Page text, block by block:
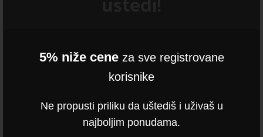
5% niže ceneza sve registrovane
korisnike
Ne propusti priliku da uštediš i uživaš u
najboljim ponudama.